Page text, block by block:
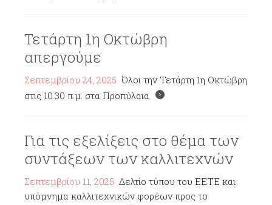
Τετάρτη 1η Οκτώβρη
απεργούμε
Σεπτεμβρίου 24, 2025 Όλοι την Τετάρτη 1η Οκτώβρη
στις 10.30 π.μ. στα Προπύλαια
Για τις εξελίξεις στο θέμα των
συντάξεων των καλλιτεχνών
Σεπτεμβρίου 11, 2025 Δελτίο τύπου του ΕΕΤΕ και
υπόμνημα καλλιτεχνικών φορέων προς το